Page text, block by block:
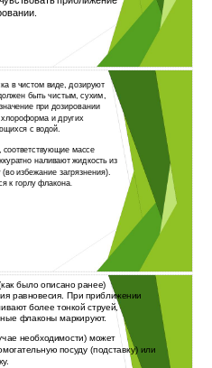
в чистом виде, дозируют
быть чистым, сухим,
при дозировании
и других
с водой.
массе
наливают жидкость из
избежание загрязнения).
к горлу флакона.
было описано ранее)
равновесия. При приближении
более тонкой струей,
флаконы маркируют.
необходимости) может
посуду (подставку) или